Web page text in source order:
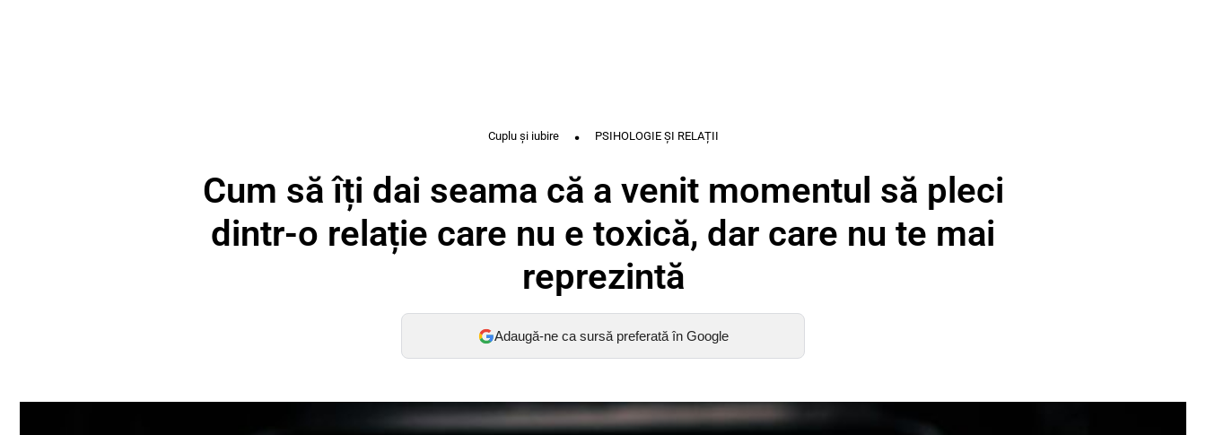
Cuplu și iubire PSIHOLOGIE ȘI RELAȚII
Cum să îți dai seama că a venit momentul să pleci
dintr-o relație care nu e toxică, dar care nu te mai
reprezintă
Adaugă-ne ca sursă preferată în Google